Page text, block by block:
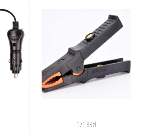
171.83zł